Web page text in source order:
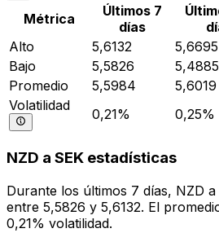
Métrica
Últimos 7
días
Alto
5,6132 5,6695
Bajo
5,5826 5,4885
Promedio
5,5984 5,6019
Volatilidad
0,21% 0,25%
NZD a SEK estadísticas
Durante los últimos 7 días, NZD
entre 5,5826 y 5,6132. El
0,21% volatilidad.